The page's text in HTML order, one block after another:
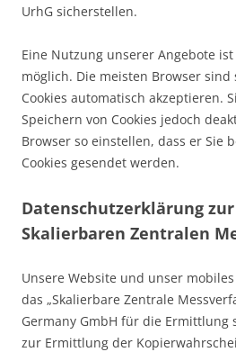
UrhG sicherstellen.
Eine Nutzung unserer Angebote ist
möglich. Die meisten Browser sind
Cookies automatisch akzeptieren.
Speichern von Cookies jedoch
Browser so einstellen, dass er Sie
Cookies gesendet werden.
Datenschutzerklärung
Skalierbaren Zentralen
Unsere Website und unser
das „Skalierbare Zentrale
Germany GmbH für die Ermittlung
zur Ermittlung der